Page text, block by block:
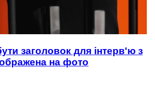
заголовок для інтерв'ю з
на фото